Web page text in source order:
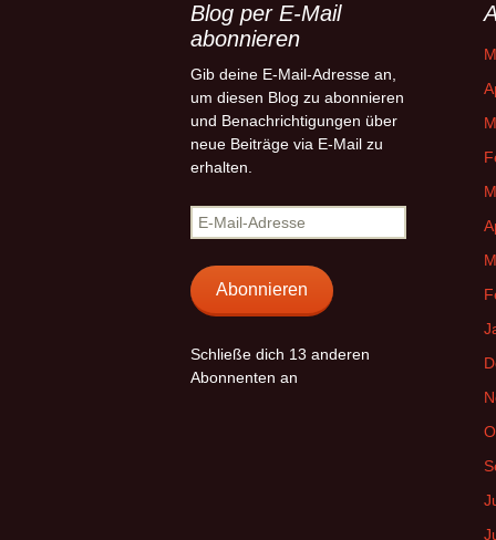
Blog per E-Mail
abonnieren
Gib deine E-Mail-Adresse an,
um diesen Blog zu abonnieren
und Benachrichtigungen über
neue Beiträge via E-Mail zu
erhalten.
E-
Mail-
Adresse
Abonnieren
Schließe dich 13 anderen
Abonnenten an